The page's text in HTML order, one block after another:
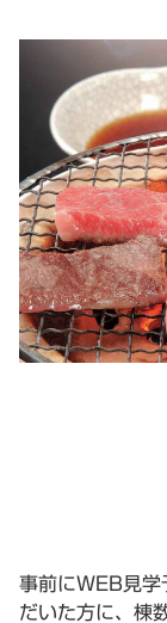
事前にWEB見学
だいた方に、棟